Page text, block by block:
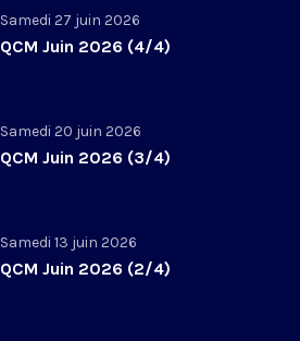
Samedi 27 juin 2026
QCM Juin 2026 (4/4)
Samedi 20 juin 2026
QCM Juin 2026 (3/4)
Samedi 13 juin 2026
QCM Juin 2026 (2/4)